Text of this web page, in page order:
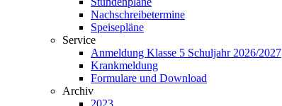
Nachschreibetermine
Speisepläne
Service
Anmeldung Klasse 5 Schuljahr 2026/2027
Krankmeldung
Formulare und Download
Archiv
2023